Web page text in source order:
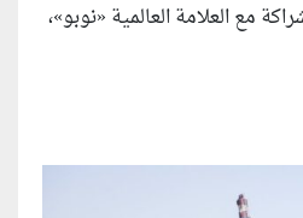
مع العلامة العالمية «نوبو»،